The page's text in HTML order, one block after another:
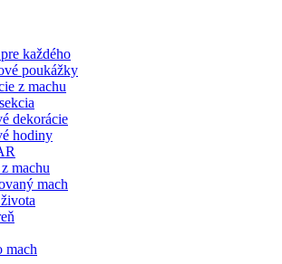
každého
poukážky
z machu
dekorácie
hodiny
machu
mach
mach